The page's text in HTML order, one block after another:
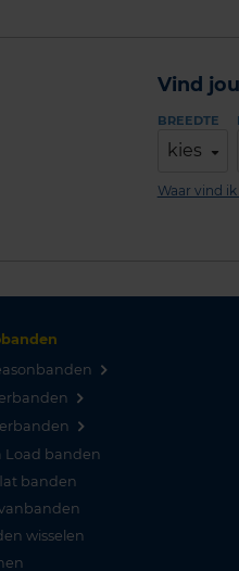
Vind
BREEDTE
kies
Waar vind
Load banden
banden
wisselen